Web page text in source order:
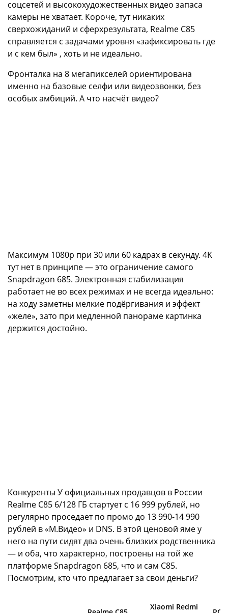
соцсетей и высокохудожественных видео запаса
камеры не хватает. Короче, тут никаких
сверхожиданий и сферхрезультата, Realme C85
справляется c задачами уровня «зафиксировать где
и с кем был» , хоть и не идеально.
Фронталка на 8 мегапикселей ориентирована
именно на базовые селфи или видеозвонки, без
особых амбиций. А что насчёт видео?
Максимум 1080p при 30 или 60 кадрах в секунду. 4K
тут нет в принципе — это ограничение самого
Snapdragon 685. Электронная стабилизация
работает не во всех режимах и не всегда идеально:
на ходу заметны мелкие подёргивания и эффект
«желе», зато при медленной панораме картинка
держится достойно.
Конкуренты У официальных продавцов в России
Realme C85 6/128 ГБ стартует с 16 999 рублей, но
регулярно проседает по промо до 13 990-14 990
рублей в «М.Видео» и DNS. В этой ценовой яме у
него на пути сидят два очень близких родственника
— и оба, что характерно, построены на той же
платформе Snapdragon 685, что и сам C85.
Посмотрим, кто что предлагает за свои деньги?
Xiaomi Redmi